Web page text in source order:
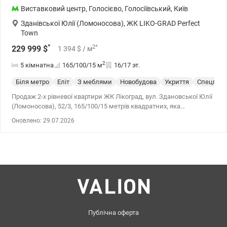
Виставковий центр, Голосієво, Голосіївський, Київ
Зданівської Юлії (Ломоносова), ЖК LIKO-GRAD Perfect
Town
229 999 $* 1 394 $ / м2*
5 кімнатна 165/100/15 м2 16/17 эт.
Біля метро Еліт З меблями Новобудова Укриття
Продаж 2-х рівневої квартири ЖК Лікоград, вул. Здановської Юлії
(Ломоносова), 52/3, 165/100/15 метрів квадратних, яка
меблями та технікою. У квартирі ніхто не жив після ремонту.
Оксана 0677241286, valion.ua/1039332
Оновлено: 29.07.2026
Публічна оферта